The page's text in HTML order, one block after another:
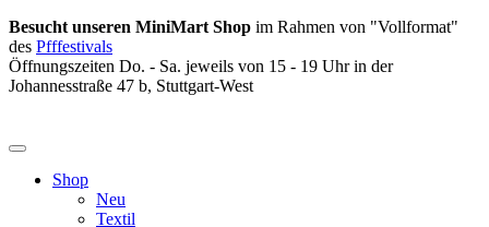
Besucht unseren MiniMart Shop im Rahmen von "Vollformat"
des Pfffestivals
Öffnungszeiten Do. - Sa. jeweils von 15 - 19 Uhr in der
Johannesstraße 47 b, Stuttgart-West
Shop
Neu
Textil